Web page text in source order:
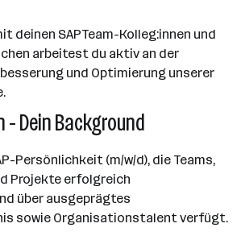
deinen SAPTeam-Kolleg:innen und
arbeitest du aktiv an der
und Optimierung unserer
- Dein Background
Persönlichkeit (m/w/d), die Teams,
Projekte erfolgreich
über ausgeprägtes
sowie Organisationstalent verfügt.